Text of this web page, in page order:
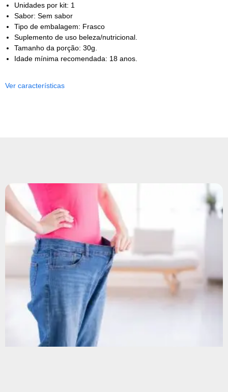
Unidades por kit: 1
Sabor: Sem sabor
Tipo de embalagem: Frasco
Suplemento de uso beleza/nutricional.
Tamanho da porção: 30g.
Idade mínima recomendada: 18 anos.
Ver características